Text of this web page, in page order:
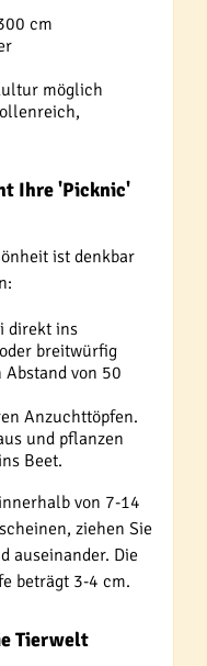
cm
möglich
Ihre 'Picknic'
ist denkbar
direkt ins
breitwürfig
von 50
Anzuchttöpfen.
und pflanzen
Beet.
von 7-14
ziehen Sie
auseinander. Die
beträgt 3-4 cm.
Tierwelt